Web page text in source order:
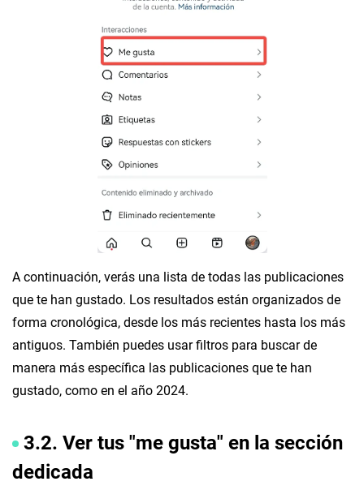
A continuación, verás una lista de todas las publicaciones
que te han gustado. Los resultados están organizados de
forma cronológica, desde los más recientes hasta los más
antiguos. También puedes usar filtros para buscar de
manera más específica las publicaciones que te han
gustado, como en el año 2024.
3.2. Ver tus "me gusta" en la sección
dedicada